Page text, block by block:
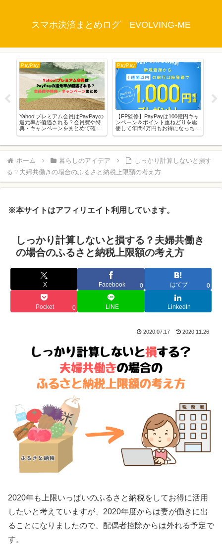
スマホ決済まとめログ EVOLVING-ME
PayPay
Yahoo!プレミアム会員はPayPayの
還元率が優遇される？会員費や特
典・キャンペーンをまとめて確認
PayPay
【FP監修】PayPayは100億円キャ
ンペーン＆ポイント重ねどりを駆
使して年間4万円もお得になっちゃ
ホーム 暮らしのアイデア
しっかり計算しないと損す
る？夫婦共働きの場合のふるさと納税上限額の考え方
※本サイトはアフィリエイト利用しています。
しっかり計算しないと損する？夫婦共働き
の場合のふるさと納税上限額の考え方
X Facebook 0 はてブ 0
Pocket 0 LINE LinkedIn
2020.07.17 2020.11.26
2020年も上限いっぱいのふるさと納税をしてお得に活用
したいと考えていますが、2020年度からは妻が働きに出
ることになりましたので、配偶者控除からは外れる予定で
す。